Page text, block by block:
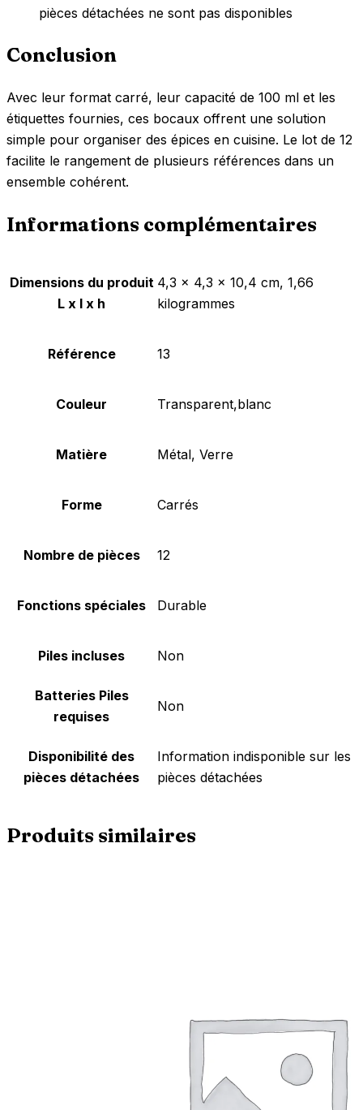
pièces détachées ne sont pas disponibles
Conclusion
Avec leur format carré, leur capacité de 100 ml et les
étiquettes fournies, ces bocaux offrent une solution
simple pour organiser des épices en cuisine. Le lot de 12
facilite le rangement de plusieurs références dans un
ensemble cohérent.
Informations complémentaires
Dimensions du produit
L x l x h
‎4,3 x 4,3 x 10,4 cm, 1,66
kilogrammes
Référence ‎13
Couleur ‎Transparent,blanc
Matière ‎Métal, Verre
Forme ‎Carrés
Nombre de pièces ‎12
Fonctions spéciales ‎Durable
Piles incluses ‎Non
Batteries Piles
requises
‎Non
Disponibilité des
pièces détachées
‎Information indisponible sur les
pièces détachées
Produits similaires